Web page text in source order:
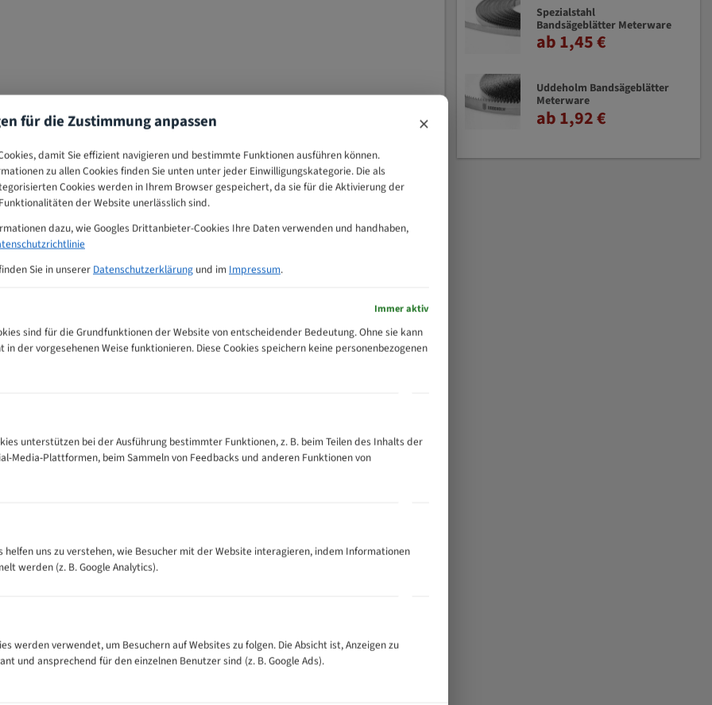
Tabelle
300
500
4/6
4/6
M (mm)
Zähne pro
Zoll (ZpZ))
35 - 70
5/8
Spezialstahl
Bandsägeblätter Meterware
ab 1,45 €
Uddeholm Bandsägeblätter
Meterware
ab 1,92 €
für die Zustimmung anpassen ×
damit Sie effizient navigieren und bestimmte Funktionen ausführen können.
zu allen Cookies finden Sie unten unter jeder Einwilligungskategorie. Die als
Cookies werden in Ihrem Browser gespeichert, da sie für die Aktivierung der
der Website unerlässlich sind.
dazu, wie Googles Drittanbieter-Cookies Ihre Daten verwenden und handhaben,
Sie in unserer Datenschutzerklärung und im Impressum.
Immer aktiv
sind für die Grundfunktionen der Website von entscheidender Bedeutung. Ohne sie kann
in der vorgesehenen Weise funktionieren. Diese Cookies speichern keine personenbezogenen
unterstützen bei der Ausführung bestimmter Funktionen, z. B. beim Teilen des Inhalts der
Media-Plattformen, beim Sammeln von Feedbacks und anderen Funktionen von
helfen uns zu verstehen, wie Besucher mit der Website interagieren, indem Informationen
werden (z. B. Google Analytics).
werden verwendet, um Besuchern auf Websites zu folgen. Die Absicht ist, Anzeigen zu
und ansprechend für den einzelnen Benutzer sind (z. B. Google Ads).